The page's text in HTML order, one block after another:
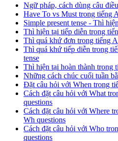
Ngữ pháp, cách dùng câu
Have To vs Must trong tiếng
Simple present tense - Thì
Thì hiện tại tiếp diễn trong
Thì quá khứ đơn trong tiếng
Thì quá khứ tiếp diễn trong
tense
Thì hiện tại hoàn thành trong
Những cách chúc cuối tuần
Đặt câu hỏi với When trong
Cách đặt câu hỏi với What
questions
Cách đặt câu hỏi với Where
Wh questions
Cách đặt câu hỏi với Who
questions